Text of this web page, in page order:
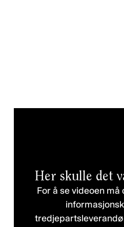
Her skulle det
For å se videoen må